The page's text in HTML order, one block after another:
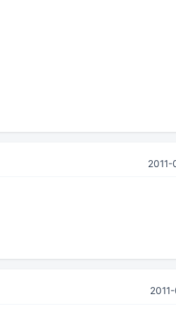
2011-